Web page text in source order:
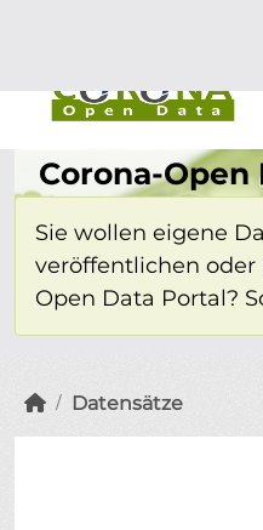
Corona-Open
Sie wollen eigene
veröffentlichen
Open Data Portal?
Datensätze